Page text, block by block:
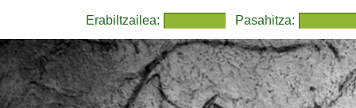
Erabiltzailea: Pasahitza: